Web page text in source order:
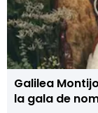
Galilea
la gala de